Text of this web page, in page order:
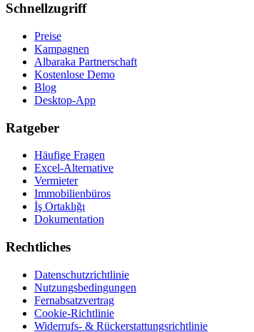
Schnellzugriff
Preise
Kampagnen
Albaraka Partnerschaft
Kostenlose Demo
Blog
Desktop-App
Ratgeber
Häufige Fragen
Excel-Alternative
Vermieter
Immobilienbüros
İş Ortaklığı
Dokumentation
Rechtliches
Datenschutzrichtlinie
Nutzungsbedingungen
Fernabsatzvertrag
Cookie-Richtlinie
Widerrufs- & Rückerstattungsrichtlinie